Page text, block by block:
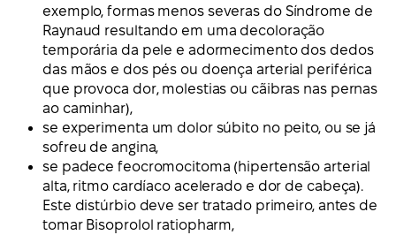
exemplo, formas menos severas do Síndrome de
Raynaud resultando em uma decoloração
temporária da pele e adormecimento dos dedos
das mãos e dos pés ou doença arterial periférica
que provoca dor, molestias ou cãibras nas pernas
ao caminhar),
se experimenta um dolor súbito no peito, ou se já
sofreu de angina,
se padece feocromocitoma (hipertensão arterial
alta, ritmo cardíaco acelerado e dor de cabeça).
Este distúrbio deve ser tratado primeiro, antes de
tomar Bisoprolol ratiopharm,